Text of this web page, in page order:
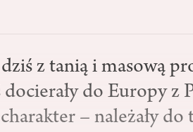
z tanią i masową
do Europy z
– należały